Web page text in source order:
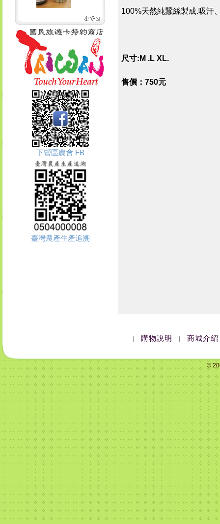
下營區農會 FB
臺灣農產生產追溯
100%天然純蠶絲製成.吸汗
尺寸:M .L XL.
售價：750元
購物說明 商城介紹
©